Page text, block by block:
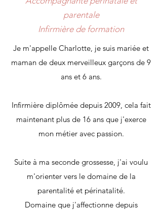
parentale
Infirmière de formation
Je m'appelle Charlotte, je suis mariée et
maman de deux merveilleux garçons de 9
ans et 6 ans.
Infirmière diplômée depuis 2009, cela fait
maintenant plus de 16 ans que j'exerce
mon métier avec passion.
Suite à ma seconde grossesse, j'ai voulu
m'orienter vers le domaine de la
parentalité et périnatalité.
Domaine que j'affectionne depuis